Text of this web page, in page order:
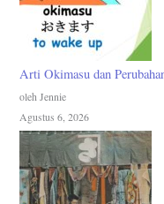
Arti Okimasu dan
oleh Jennie
Agustus 6, 2026